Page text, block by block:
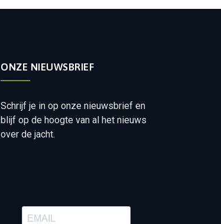
ONZE NIEUWSBRIEF
Schrijf je in op onze nieuwsbrief en
blijf op de hoogte van al het nieuws
over de jacht.